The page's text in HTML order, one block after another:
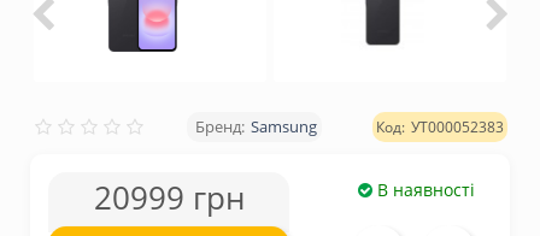
Samsung УТ000052383
20999 грн В наявності